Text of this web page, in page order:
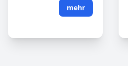
mehr